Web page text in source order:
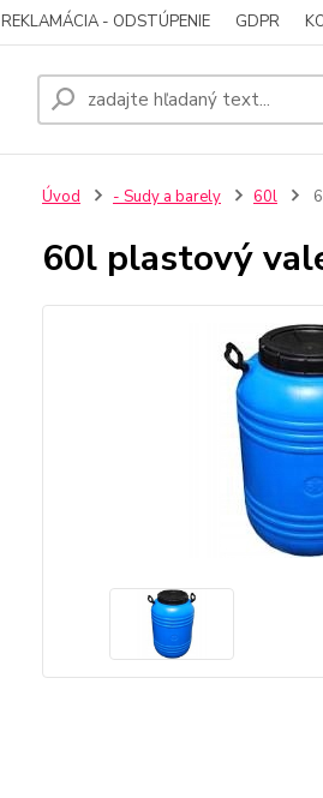
REKLAMÁCIA - ODSTÚPENIE GDPR
Úvod - Sudy a barely 60l
60l plastový